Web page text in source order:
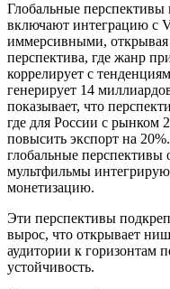
Глобальные перспективы
включают интеграцию с
иммерсивными,
перспектива, где жанр
коррелирует с
генерирует 14
показывает, что
где для России с рынком
повысить экспорт на
глобальные
мультфильмы
монетизацию.
Эти перспективы
вырос, что открывает
аудитории к горизонтам
устойчивость.